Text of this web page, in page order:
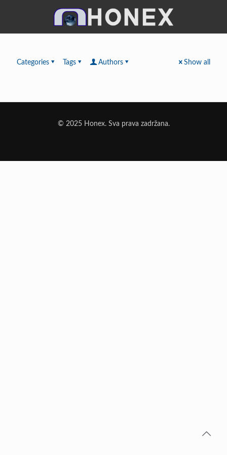
Categories Tags Authors Show all
© 2025 Honex. Sva prava zadržana.